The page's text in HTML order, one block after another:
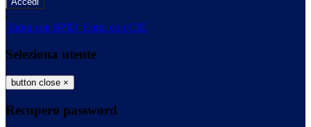
-
Entra con SPID Entra con CIE
Seleziona utente
button close ×
Recupero password